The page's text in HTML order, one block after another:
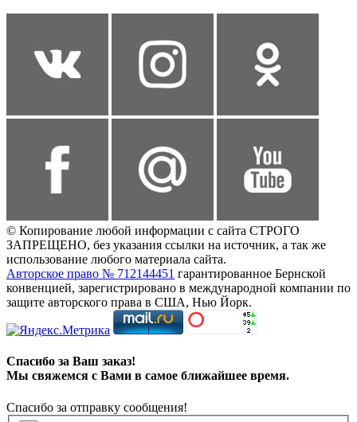
© Копирование любой информации с сайта СТРОГО
ЗАПРЕЩЕНО, без указания ссылки на источник, а так же
использование любого материала сайта.
Авторское право № 712144451 гарантированное Бернской
конвенцией, зарегистрировано в международной компании по
защите авторского права в США, Нью Йорк.
Спасибо за Ваш заказ!
Мы свяжемся с Вами в самое ближайшее время.
Спасибо за отправку сообщения!